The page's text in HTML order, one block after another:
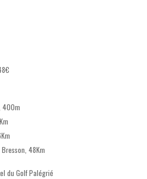
400m
48Km
du Golf Palégrié